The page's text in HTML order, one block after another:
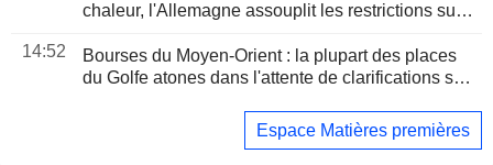
chaleur, l'Allemagne assouplit les restrictions sur
14:52
Bourses du Moyen-Orient : la plupart des places
du Golfe atones dans l'attente de clarifications sur
Espace Matières premières